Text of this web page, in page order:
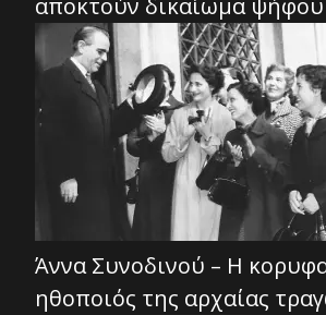
αποκτούν δικαίωμα ψήφου
Άννα Συνοδινού – Η
ηθοποιός της αρχαίας